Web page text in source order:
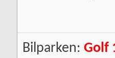
Bilparken: Golf